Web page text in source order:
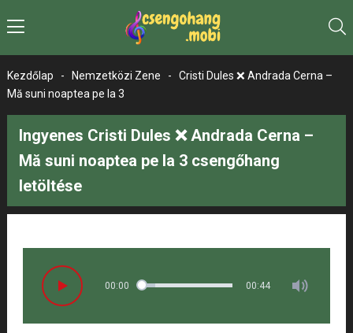
Kezdőlap - Nemzetközi Zene -
Cristi Dules ❌ Andrada Cerna –
Mă suni noaptea pe la 3
Ingyenes Cristi Dules ❌ Andrada Cerna –
Mă suni noaptea pe la 3 csengőhang
letöltése
00:00 00:44